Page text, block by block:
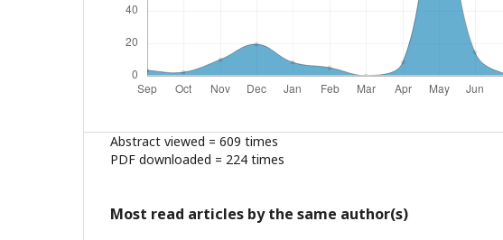
Abstract viewed = 609 times
PDF downloaded = 224 times
Most read articles by the same author(s)